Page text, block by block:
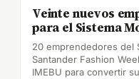
Veinte nuevos
para el Sistema
20 emprendedores del
Santander Fashion
IMEBU para convertir